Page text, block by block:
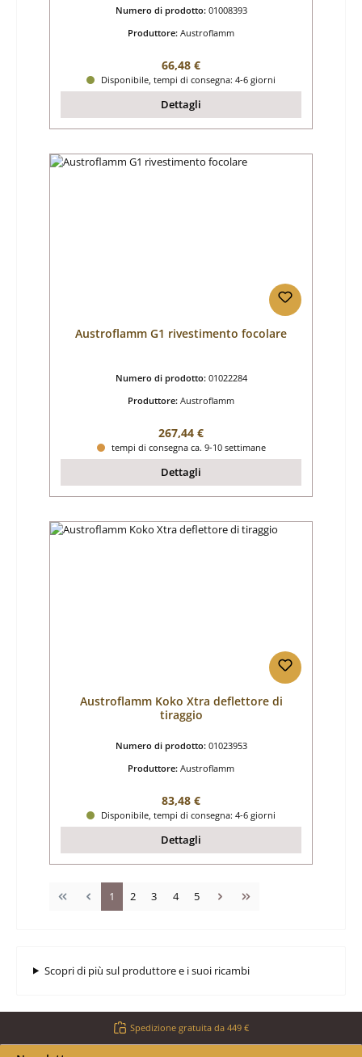
Numero di prodotto: 01008393
Produttore: Austroflamm
Prezzo normale:
66,48 €
Disponibile, tempi di consegna: 4-6 giorni
Dettagli
Austroflamm G1 rivestimento focolare
Numero di prodotto: 01022284
Produttore: Austroflamm
Prezzo normale:
267,44 €
tempi di consegna ca. 9-10 settimane
Dettagli
Austroflamm Koko Xtra deflettore di
tiraggio
Numero di prodotto: 01023953
Produttore: Austroflamm
Prezzo normale:
83,48 €
Disponibile, tempi di consegna: 4-6 giorni
Dettagli
Pagina
1 Pagina
2 Pagina
3 Pagina
4 Pagina
5
Scopri di più sul produttore e i suoi ricambi
Spedizione gratuita da 449 €